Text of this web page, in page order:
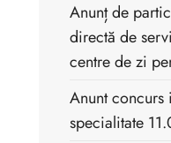
Anunț de
directă de
centre de zi
Anunt concurs
specialitate